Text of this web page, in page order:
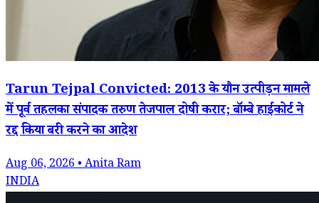
Tarun Tejpal Convicted: 2013 के यौन उत्पीड़न मामले
में पूर्व तहलका संपादक तरुण तेजपाल दोषी करार; बॉम्बे हाईकोर्ट ने
रद्द किया बरी करने का आदेश
Aug 06, 2026 • Anita Ram
INDIA